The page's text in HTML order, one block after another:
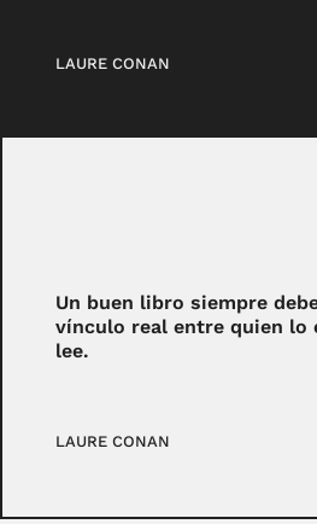
LAURE CONAN
Un buen libro siempre
vínculo real entre quien lo
lee.
LAURE CONAN